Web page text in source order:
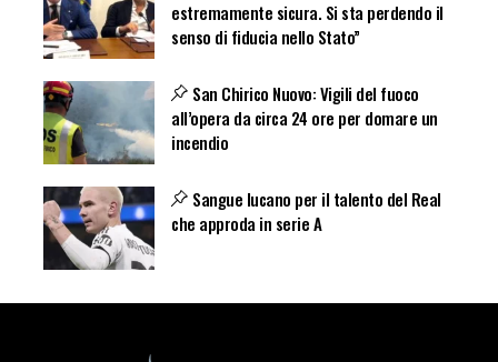
estremamente sicura. Si sta perdendo il
senso di fiducia nello Stato”
San Chirico Nuovo: Vigili del fuoco
all’opera da circa 24 ore per domare un
incendio
Sangue lucano per il talento del Real
che approda in serie A